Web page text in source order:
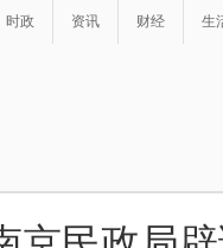
时政 资讯 财经 生